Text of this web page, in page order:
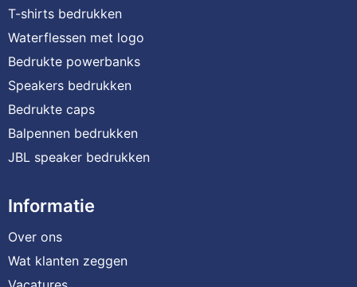
T-shirts bedrukken
Waterflessen met logo
Bedrukte powerbanks
Speakers bedrukken
Bedrukte caps
Balpennen bedrukken
JBL speaker bedrukken
Informatie
Over ons
Wat klanten zeggen